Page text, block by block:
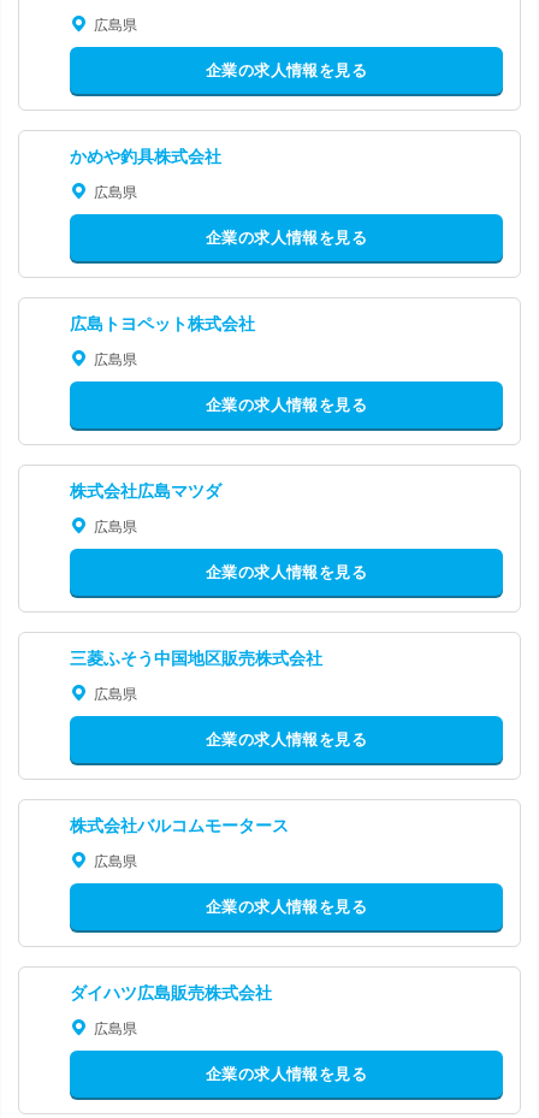
広島県
企業の求人情報を見る
かめや釣具株式会社
広島県
企業の求人情報を見る
広島トヨペット株式会社
広島県
企業の求人情報を見る
株式会社広島マツダ
広島県
企業の求人情報を見る
三菱ふそう中国地区販売株式会社
広島県
企業の求人情報を見る
株式会社バルコムモータース
広島県
企業の求人情報を見る
ダイハツ広島販売株式会社
広島県
企業の求人情報を見る